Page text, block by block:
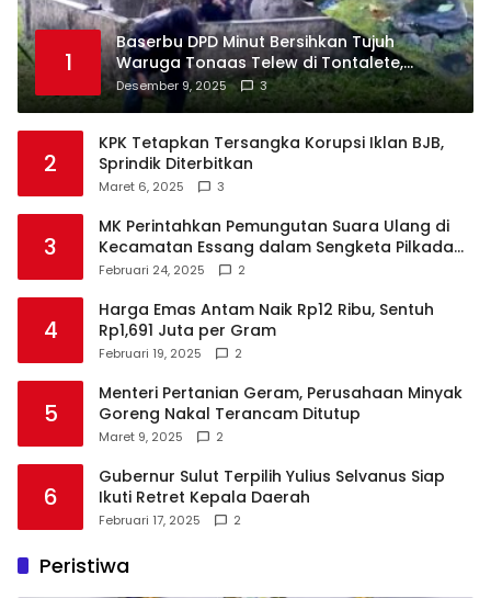
1
Baserbu DPD Minut Bersihkan Tujuh
Waruga Tonaas Telew di Tontalete,
Agenda Rutin Pelestarian Jejak Leluhur
Minahasa
Desember 9, 2025 3
2
KPK Tetapkan Tersangka Korupsi Iklan BJB,
Sprindik Diterbitkan
Maret 6, 2025 3
3
MK Perintahkan Pemungutan Suara Ulang di
Kecamatan Essang dalam Sengketa Pilkada
Talaud
Februari 24, 2025 2
4
Harga Emas Antam Naik Rp12 Ribu, Sentuh
Rp1,691 Juta per Gram
Februari 19, 2025 2
5
Menteri Pertanian Geram, Perusahaan Minyak
Goreng Nakal Terancam Ditutup
Maret 9, 2025 2
6
Gubernur Sulut Terpilih Yulius Selvanus Siap
Ikuti Retret Kepala Daerah
Februari 17, 2025 2
Peristiwa